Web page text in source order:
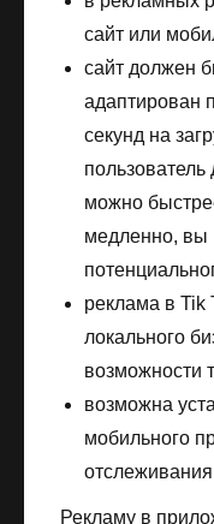
сайт или
сайт должен
адаптирован
секунд на
можно
медленно, вы
реклама в Tik
локального
возможности
возможна
мобильного
Рекламу в